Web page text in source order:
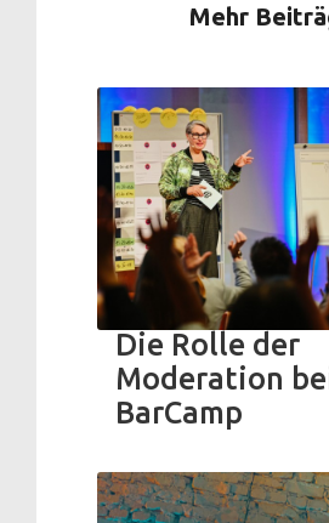
Mehr
Die Rolle der
Moderation
BarCamp